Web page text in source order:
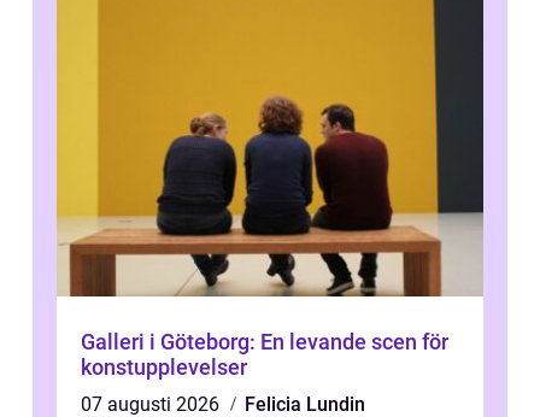
Galleri i Göteborg: En levande scen för
konstupplevelser
07 augusti 2026
Felicia Lundin